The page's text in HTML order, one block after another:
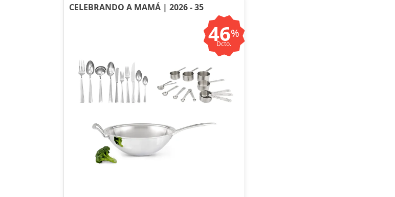
CELEBRANDO A MAMÁ | 2026 - 35
46%
Dcto.